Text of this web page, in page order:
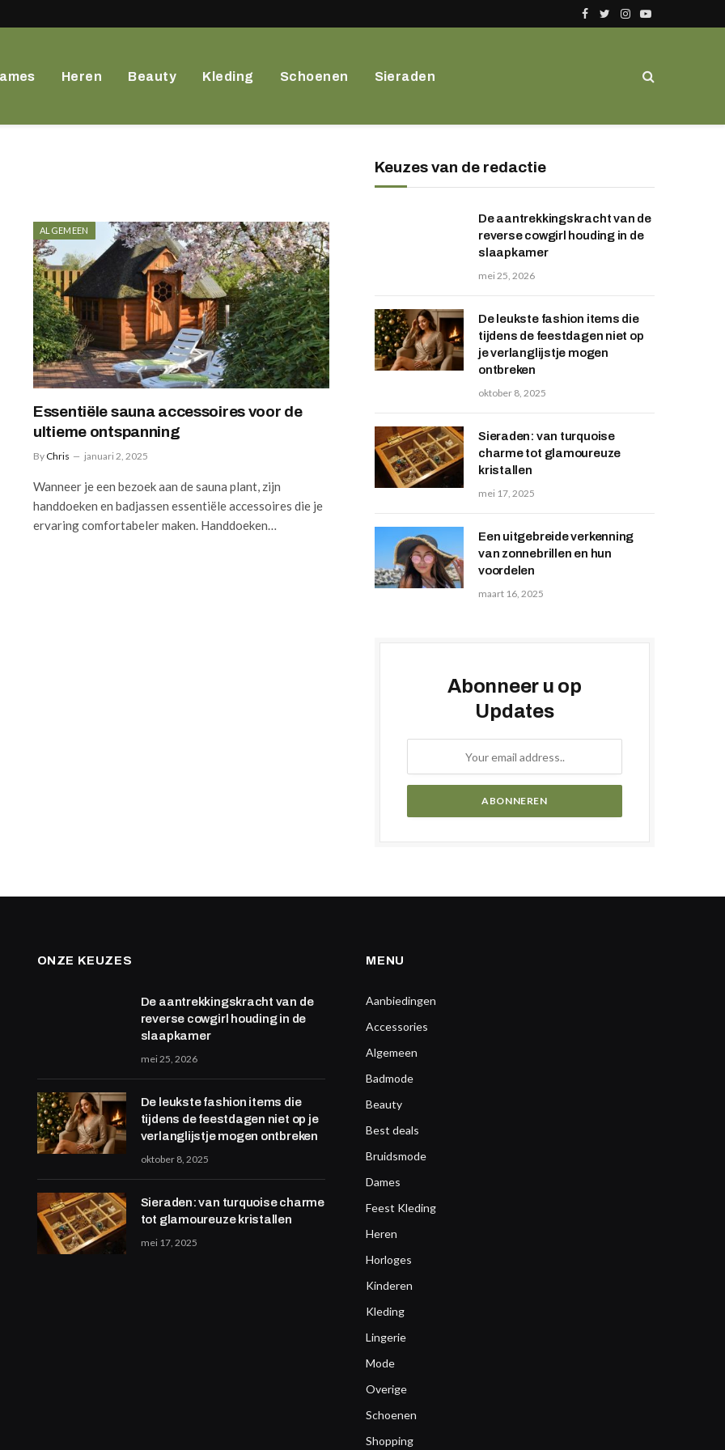
Facebook
TwitterInstagram
YouTube
Heren Beauty Kleding Schoenen Sieraden
ALGEMEEN
Essentiële sauna accessoires voor de
ultieme ontspanning
By Chris januari 2, 2025
Wanneer je een bezoek aan de sauna plant, zijn
handdoeken en badjassen essentiële accessoires die je
ervaring comfortabeler maken. Handdoeken…
Keuzes van de redactie
De aantrekkingskracht van de
reverse cowgirl houding in de
slaapkamer
mei 25, 2026
De leukste fashion items die
tijdens de feestdagen niet op
je verlanglijstje mogen
ontbreken
oktober 8, 2025
Sieraden: van turquoise
charme tot glamoureuze
kristallen
mei 17, 2025
Een uitgebreide verkenning
van zonnebrillen en hun
voordelen
maart 16, 2025
Abonneer u op
Updates
ONZE KEUZES
De aantrekkingskracht van de
reverse cowgirl houding in de
slaapkamer
mei 25, 2026
De leukste fashion items die
tijdens de feestdagen niet op je
verlanglijstje mogen ontbreken
oktober 8, 2025
Sieraden: van turquoise charme
tot glamoureuze kristallen
mei 17, 2025
MENU
Aanbiedingen
Accessories
Algemeen
Badmode
Beauty
Best deals
Bruidsmode
Dames
Feest Kleding
Heren
Horloges
Kinderen
Kleding
Lingerie
Mode
Overige
Schoenen
Shopping